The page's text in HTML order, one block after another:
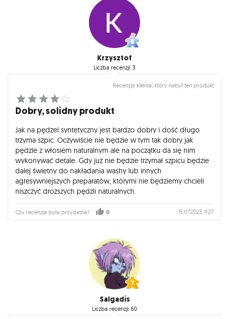
Krzysztof
Liczba recenzji: 3
Recenzja klienta, który nabył ten produkt
Dobry, solidny produkt
Jak na pędzel syntetyczny jest bardzo dobry i dość długo
trzyma szpic. Oczywiście nie będzie w tym tak dobry jak
pędzle z włosiem naturalnym ale na początku da się nim
wykonywać detale. Gdy już nie będzie trzymał szpicu będzie
dalej świetny do nakładania washy lub innych
agresywniejszych preparatów, którymi nie będziemy chcieli
niszczyć droższych pędzli naturalnych.
Czy recenzja była przydatna? 0 15.07.2025 11:27
Salgadis
Liczba recenzji: 60